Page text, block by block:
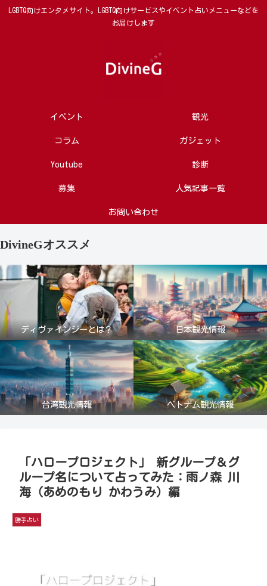
LGBTQ向けエンタメサイト。LGBTQ向けサービスやイベント占いメニューなどを
お届けします
イベント 観光
コラム ガジェット
Youtube 診断
募集 人気記事一覧
お問い合わせ
DivineGオススメ
ディヴァインジーとは？ 日本観光情報
台湾観光情報 ベトナム観光情報
「ハロープロジェクト」 新グループ＆グ
ループ名について占ってみた：雨ノ森 川
海（あめのもり かわうみ）編
勝手占い